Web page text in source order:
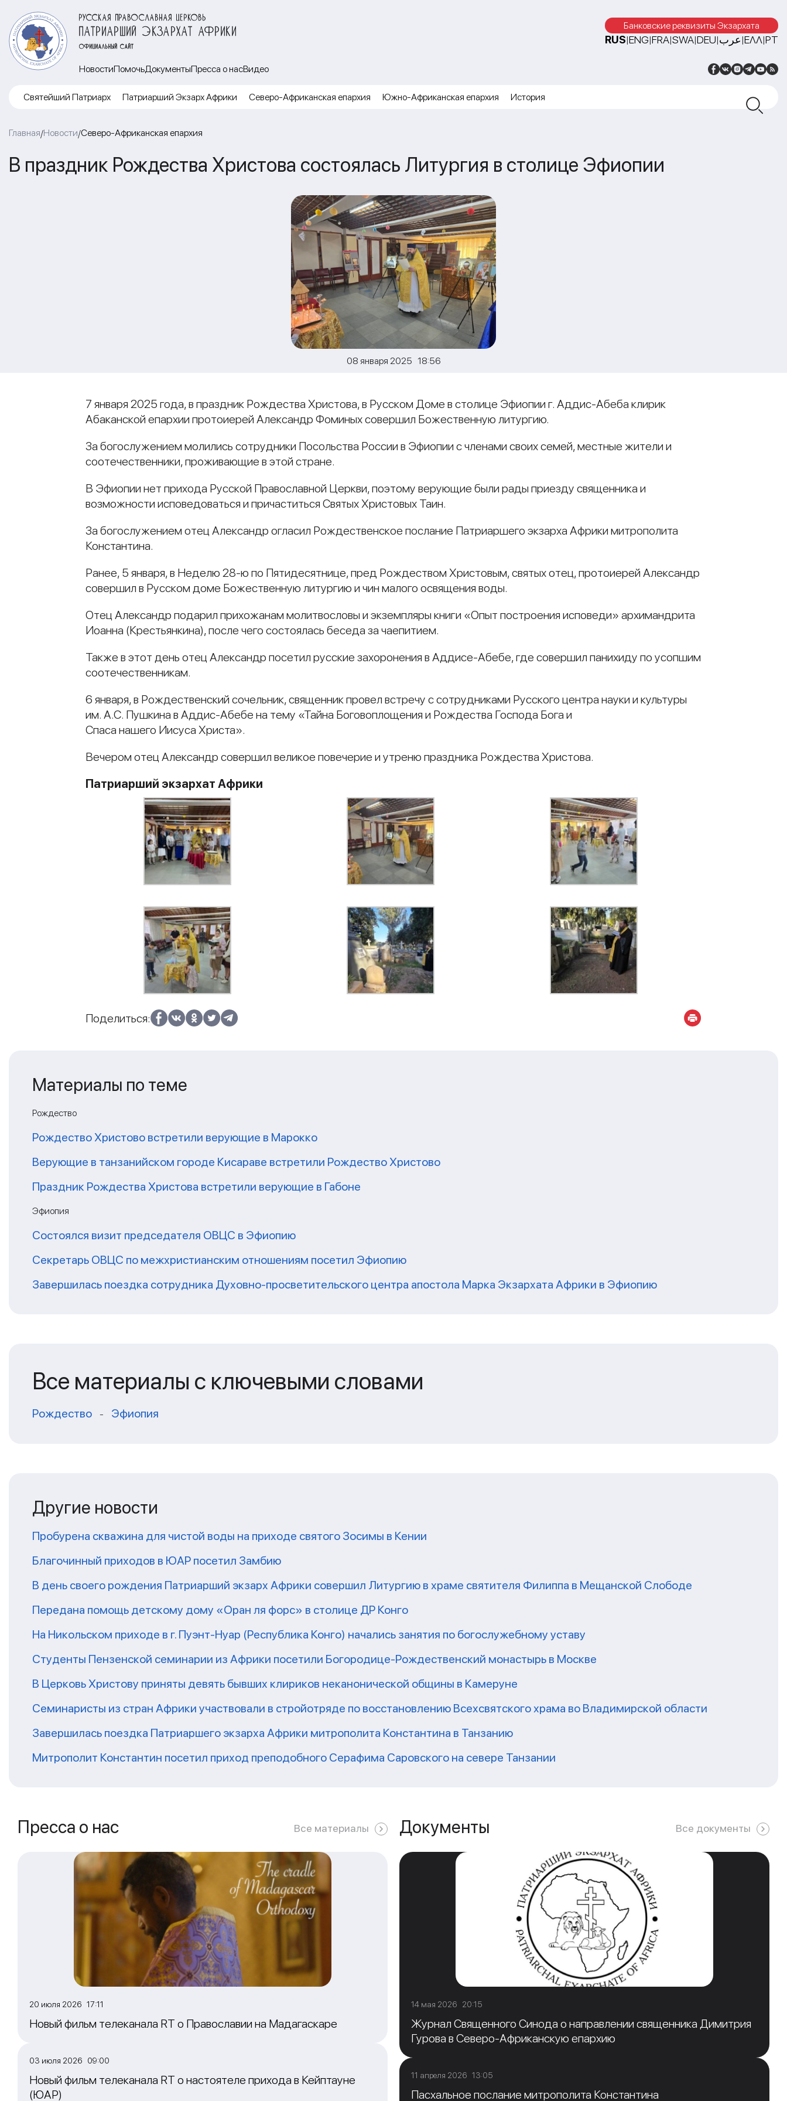
РУССКАЯ ПРАВОСЛАВНАЯ ЦЕРКОВЬ
ПАТРИАРШИЙ ЭКЗАРХАТ АФРИКИ
ОФИЦИАЛЬНЫЙ САЙТ
Банковские реквизиты Экзархата
RUS|ENG|FRA|SWA|DEU|عرب|ΕΛΛ|PT
НовостиПомочьДокументыПресса о насВидео
Cвятейший Патриарх Патриарший Экзарх Африки Северо-Африканская епархия Южно-Африканская епархия История
Главная/Новости/Северо-Африканская епархия
В праздник Рождества Христова состоялась Литургия в столице Эфиопии
08 января 2025 18:56
7 января 2025 года, в праздник Рождества Христова, в Русском Доме в столице Эфиопии г. Аддис-Абеба клирик
Абаканской епархии протоиерей Александр Фоминых совершил Божественную литургию.
За богослужением молились сотрудники Посольства России в Эфиопии с членами своих семей, местные жители и
соотечественники, проживающие в этой стране.
В Эфиопии нет прихода Русской Православной Церкви, поэтому верующие были рады приезду священника и
возможности исповедоваться и причаститься Святых Христовых Таин.
За богослужением отец Александр огласил Рождественское послание Патриаршего экзарха Африки митрополита
Константина.
Ранее, 5 января, в Неделю 28-ю по Пятидесятнице, пред Рождеством Христовым, святых отец, протоиерей Александр
совершил в Русском доме Божественную литургию и чин малого освящения воды.
Отец Александр подарил прихожанам молитвословы и экземпляры книги «Опыт построения исповеди» архимандрита
Иоанна (Крестьянкина), после чего состоялась беседа за чаепитием.
Также в этот день отец Александр посетил русские захоронения в Аддисе-Абебе, где совершил панихиду по усопшим
соотечественникам.
6 января, в Рождественский сочельник, священник провел встречу с сотрудниками Русского центра науки и культуры
им. А.С. Пушкина в Аддис-Абебе на тему «Тайна Боговоплощения и Рождества Господа Бога и
Спаса нашего Иисуса Христа».
Вечером отец Александр совершил великое повечерие и утреню праздника Рождества Христова.
Патриарший экзархат Африки
Поделиться:
Материалы по теме
Рождество
Рождество Христово встретили верующие в Марокко
Верующие в танзанийском городе Кисараве встретили Рождество Христово
Праздник Рождества Христова встретили верующие в Габоне
Эфиопия
Состоялся визит председателя ОВЦС в Эфиопию
Секретарь ОВЦС по межхристианским отношениям посетил Эфиопию
Завершилась поездка сотрудника Духовно-просветительского центра апостола Марка Экзархата Африки в Эфиопию
Все материалы с ключевыми словами
Рождество - Эфиопия
Другие новости
Пробурена скважина для чистой воды на приходе святого Зосимы в Кении
Благочинный приходов в ЮАР посетил Замбию
В день своего рождения Патриарший экзарх Африки совершил Литургию в храме святителя Филиппа в Мещанской Слободе
Передана помощь детскому дому «Оран ля форс» в столице ДР Конго
На Никольском приходе в г. Пуэнт-Нуар (Республика Конго) начались занятия по богослужебному уставу
Студенты Пензенской семинарии из Африки посетили Богородице-Рождественский монастырь в Москве
В Церковь Христову приняты девять бывших клириков неканонической общины в Камеруне
Семинаристы из стран Африки участвовали в стройотряде по восстановлению Всехсвятского храма во Владимирской области
Завершилась поездка Патриаршего экзарха Африки митрополита Константина в Танзанию
Митрополит Константин посетил приход преподобного Серафима Саровского на севере Танзании
Пресса о нас Все материалы
20 июля 2026 17:11
Новый фильм телеканала RT о Православии на Мадагаскаре
03 июля 2026 09:00
Новый фильм телеканала RT о настоятеле прихода в Кейптауне
(ЮАР)
Документы Все документы
14 мая 2026 20:15
Журнал Священного Синода о направлении священника Димитрия
Гурова в Северо-Африканскую епархию
11 апреля 2026 13:05
Пасхальное послание митрополита Константина